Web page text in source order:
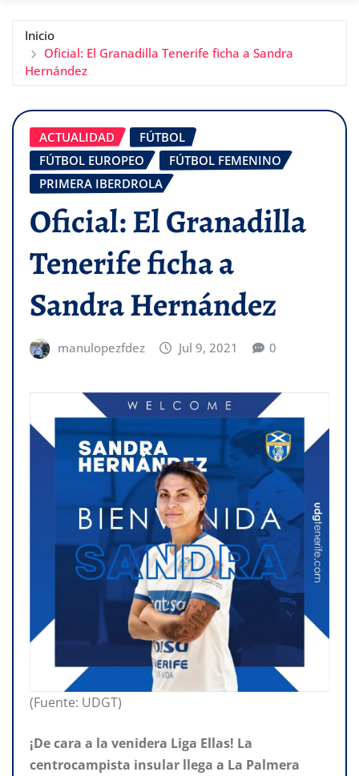
Inicio
Oficial: El Granadilla Tenerife ficha a Sandra
Hernández
ACTUALIDAD
FÚTBOL
FÚTBOL EUROPEO
FÚTBOL FEMENINO
PRIMERA IBERDROLA
Oficial: El Granadilla
Tenerife ficha a
Sandra Hernández
manulopezfdez Jul 9, 2021 0
(Fuente: UDGT)
¡De cara a la venidera Liga Ellas! La
centrocampista insular llega a La Palmera